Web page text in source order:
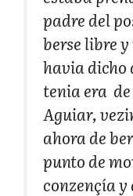
padre del
berse libre
havia dicho
tenia era
Aguiar,
ahora de
punto de
conzençía y